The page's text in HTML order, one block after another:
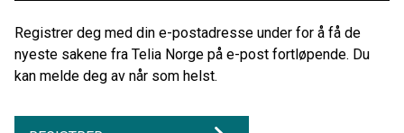
Registrer deg med din e-postadresse under for å få de
nyeste sakene fra Telia Norge på e-post fortløpende. Du
kan melde deg av når som helst.